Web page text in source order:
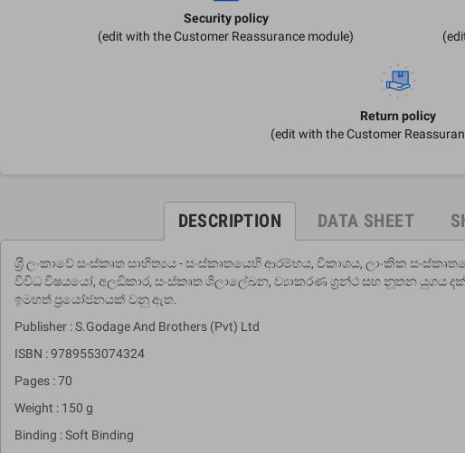
Security policy
(edit with the Customer Reassurance module)
Return policy
(edit with the Customer
DESCRIPTION DATA SHEET
ශ‍්‍රී ලංකාවේ සංස්කෘත සාහිත්‍යය - සංස්කෘතයෙහි ආරම්භය, විකාශය, ලාංකික
විවිධ විෂයයෝ, අලඞිකාර, සංස්කෘත ශිලාලේඛන, ව්‍යාකරණ ග‍්‍රන්ථ සහ නූතන යුගය
ඉමහත් ප‍්‍රයෝජනයක් වනු ඇත.
Publisher : S.Godage And Brothers (Pvt) Ltd
ISBN : 9789553074324
Pages : 70
Weight : 150 g
Binding : Soft Binding